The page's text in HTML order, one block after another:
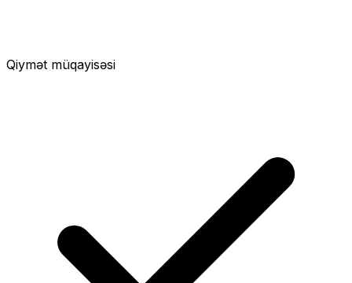
Qiymət müqayisəsi